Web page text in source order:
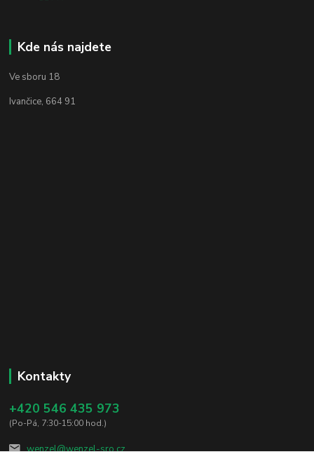
Kde nás najdete
Ve sboru 18
Ivančice, 664 91
Kontakty
+420 546 435 973
(Po-Pá, 7:30-15:00 hod.)
wenzel@wenzel-sro.cz